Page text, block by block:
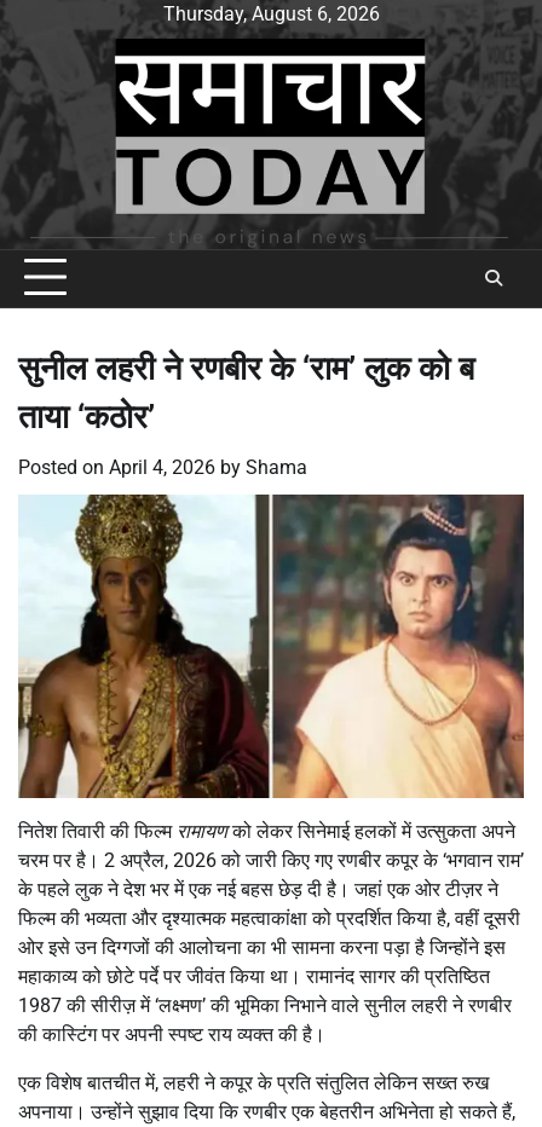
Skip
to
content
Thursday, August 6, 2026
सुनील लहरी ने रणबीर के ‘राम’ लुक को ब
ताया ‘कठोर’
Posted on April 4, 2026 by Shama
नितेश तिवारी की फिल्म रामायणको लेकर सिनेमाई हलकों में उत्सुकता अपने
चरम पर है। 2 अप्रैल, 2026 को जारी किए गए रणबीर कपूर के ‘भगवान राम’
के पहले लुक ने देश भर में एक नई बहस छेड़ दी है। जहां एक ओर टीज़र ने
फिल्म की भव्यता और दृश्यात्मक महत्वाकांक्षा को प्रदर्शित किया है, वहीं दूसरी
ओर इसे उन दिग्गजों की आलोचना का भी सामना करना पड़ा है जिन्होंने इस
महाकाव्य को छोटे पर्दे पर जीवंत किया था।रामानंद सागर की प्रतिष्ठित
1987 की सीरीज़ में ‘लक्ष्मण’ की भूमिका निभाने वाले सुनील लहरी ने रणबीर
की कास्टिंग पर अपनी स्पष्ट राय व्यक्त की है।
एक विशेष बातचीत में, लहरी ने कपूर के प्रति संतुलित लेकिन सख्त रुख
अपनाया। उन्होंने सुझाव दिया कि रणबीर एक बेहतरीन अभिनेता हो सकते हैं,